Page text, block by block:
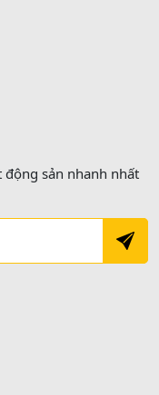
sản nhanh nhất